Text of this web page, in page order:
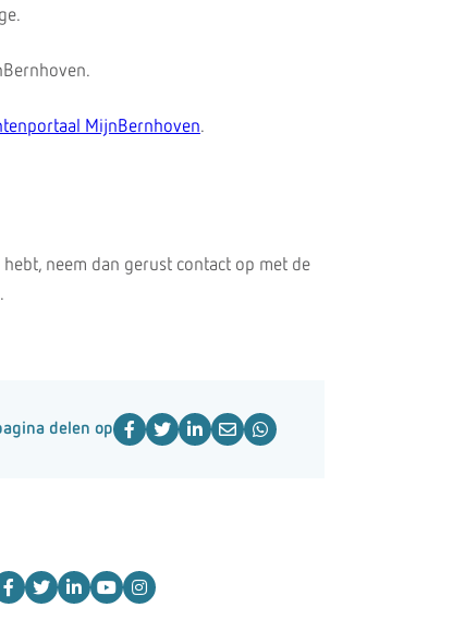
MijnBernhoven.
neem dan gerust contact op met de
delen op